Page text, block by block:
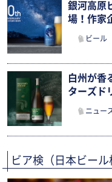
銀河高原
場！作家
ビール
白州が香
ターズド
ニュー
ビア検（日本ビー